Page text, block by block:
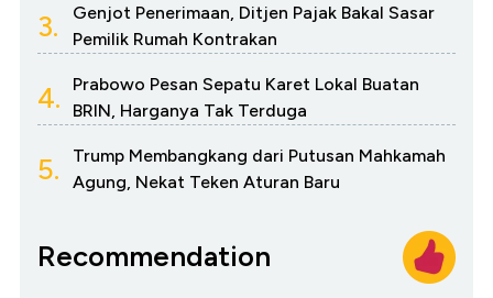
3.
Genjot Penerimaan, Ditjen Pajak Bakal Sasar
Pemilik Rumah Kontrakan
4.
Prabowo Pesan Sepatu Karet Lokal Buatan
BRIN, Harganya Tak Terduga
5.
Trump Membangkang dari Putusan Mahkamah
Agung, Nekat Teken Aturan Baru
Recommendation